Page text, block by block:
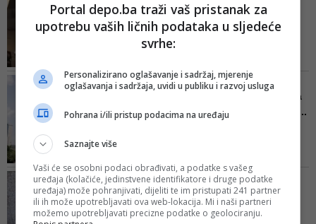
snimak na kojem Ljubiša
Ćo...
kriminala, a istovremeno se družiti
i pjevati s osobama koje javnost
napisao je Berjan
SISTEM NIJE UGROŽEN
Elektroprivreda BiH: Suša
smanjila hidroproizvodnj...
električne energije u
hidroelektranama
UPRAVLJAO 'FORDOM'
Nesreća u tunelu
Hercegovina: Sarajlija
Portal depo.ba traži vaš pristanak za
upotrebu vaših ličnih podataka u sljedeće
svrhe:
Personalizirano oglašavanje i sadržaj, mjerenje
oglašavanja i sadržaja, uvidi u publiku i razvoj usluga
Pohrana i/ili pristup podacima na uređaju
Saznajte više
Vaši će se osobni podaci obrađivati, a podatke s vašeg
uređaja (kolačiće, jedinstvene identifikatore i druge podatke
uređaja) može pohranjivati, dijeliti te im pristupati 241 partner
ili ih može upotrebljavati ova web-lokacija. Mi i naši partneri
možemo upotrebljavati precizne podatke o geolociranju.